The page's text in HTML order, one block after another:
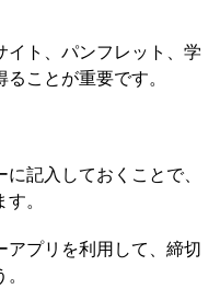
イト、パンフレット、学
ことが重要です。
記入しておくことで、
。
アプリを利用して、締切